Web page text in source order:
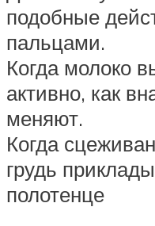
подобные
пальцами.
Когда молоко
активно, как
меняют.
Когда
грудь
полотенце